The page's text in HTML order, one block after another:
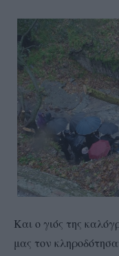
Και ο γιός της
μας τον